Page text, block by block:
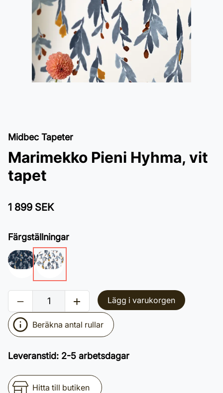
Midbec Tapeter
Marimekko Pieni Hyhma, vit
tapet
1 899 SEK
Färgställningar
Lägg i varukorgen
Beräkna antal rullar
Leveranstid: 2-5 arbetsdagar
Hitta till butiken